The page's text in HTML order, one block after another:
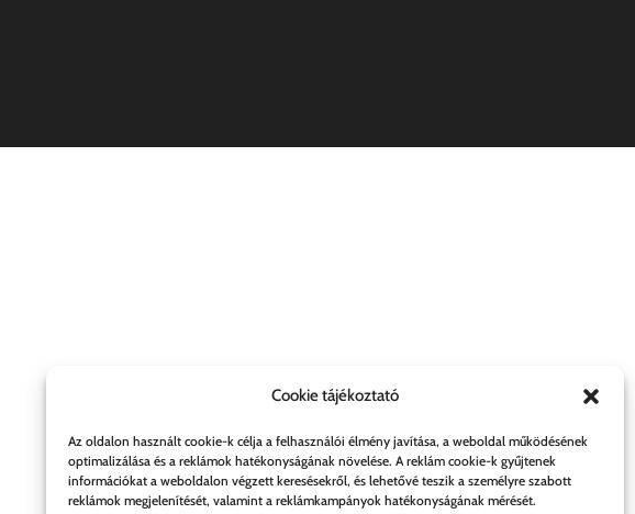
Cookie tájékoztató
Az oldalon használt cookie-k célja a felhasználói élmény javítása, a weboldal működésének
optimalizálása és a reklámok hatékonyságának növelése. A reklám cookie-k gyűjtenek
információkat a weboldalon végzett keresésekről, és lehetővé teszik a személyre szabott
reklámok megjelenítését, valamint a reklámkampányok hatékonyságának mérését.